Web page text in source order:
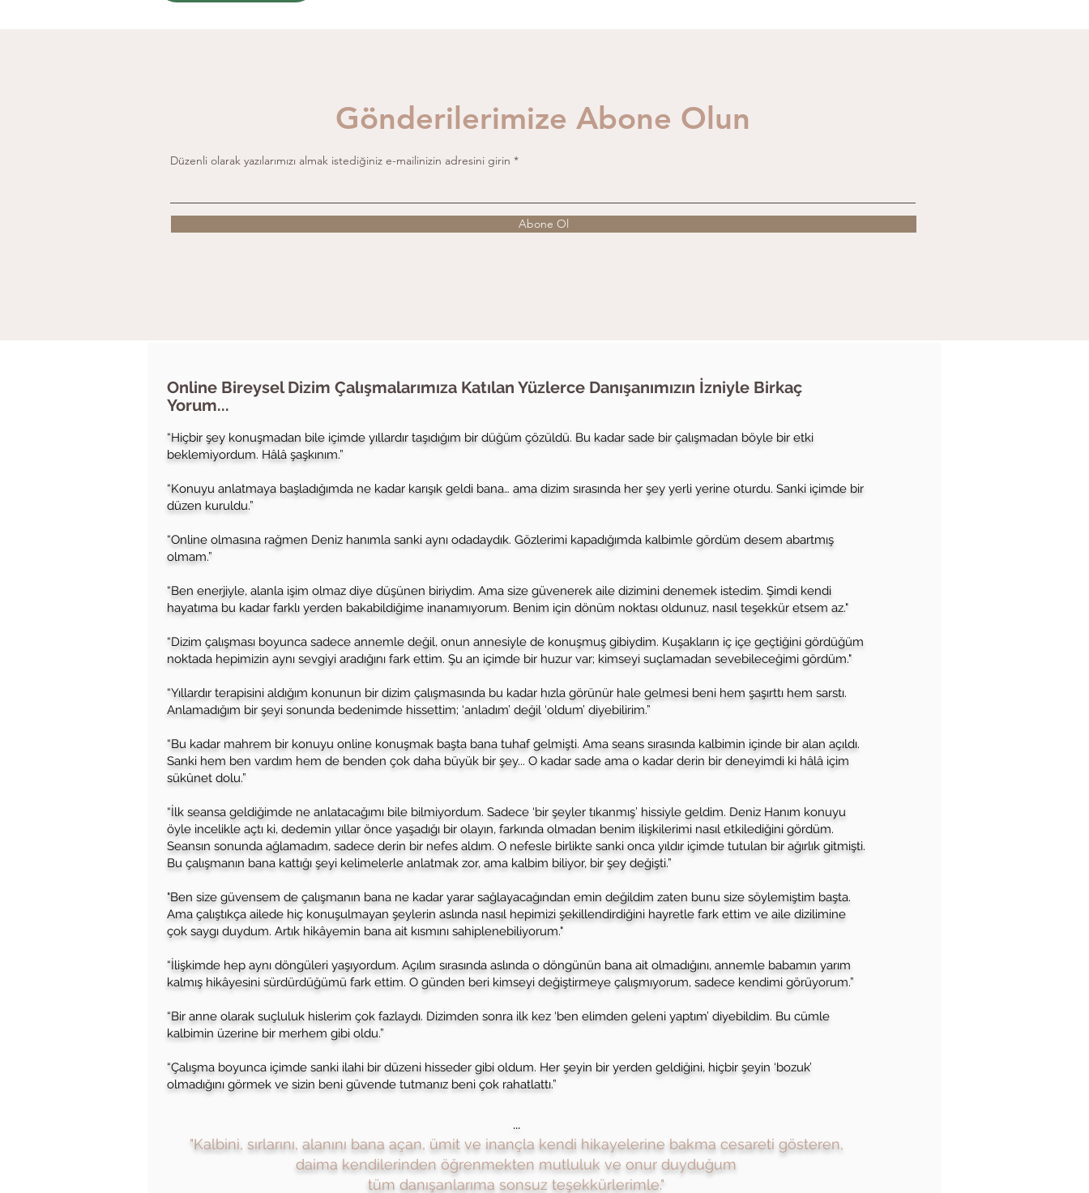
Gönderilerimize Abone Olun
Düzenli olarak yazılarımızı almak istediğiniz e-mailinizin adresini girin
Abone Ol
Online Bireysel Dizim Çalışmalarımıza Katılan Yüzlerce Danışanımızın İzniyle Birkaç
Yorum...​
​“Hiçbir şey konuşmadan bile içimde yıllardır taşıdığım bir düğüm çözüldü. Bu kadar sade bir çalışmadan böyle bir etki
beklemiyordum. Hâlâ şaşkınım.”
“Konuyu anlatmaya başladığımda ne kadar karışık geldi bana… ama dizim sırasında her şey yerli yerine oturdu. Sanki içimde bir
düzen kuruldu.”
“Online olmasına rağmen Deniz hanımla sanki aynı odadaydık. Gözlerimi kapadığımda kalbimle gördüm desem abartmış
olmam.”
“Ben enerjiyle, alanla işim olmaz diye düşünen biriydim. Ama size güvenerek aile dizimini denemek istedim. Şimdi kendi
hayatıma bu kadar farklı yerden bakabildiğime inanamıyorum. Benim için dönüm noktası oldunuz, nasıl teşekkür etsem az."
“Dizim çalışması boyunca sadece annemle değil, onun annesiyle de konuşmuş gibiydim. Kuşakların iç içe geçtiğini gördüğüm
noktada hepimizin aynı sevgiyi aradığını fark ettim. Şu an içimde bir huzur var; kimseyi suçlamadan sevebileceğimi gördüm."
“Yıllardır terapisini aldığım konunun bir dizim çalışmasında bu kadar hızla görünür hale gelmesi beni hem şaşırttı hem sarstı.
Anlamadığım bir şeyi sonunda bedenimde hissettim; ‘anladım’ değil ‘oldum’ diyebilirim.”
“Bu kadar mahrem bir konuyu online konuşmak başta bana tuhaf gelmişti. Ama seans sırasında kalbimin içinde bir alan açıldı.
Sanki hem ben vardım hem de benden çok daha büyük bir şey... O kadar sade ama o kadar derin bir deneyimdi ki hâlâ içim
sükûnet dolu.”
“İlk seansa geldiğimde ne anlatacağımı bile bilmiyordum. Sadece ‘bir şeyler tıkanmış’ hissiyle geldim. Deniz Hanım konuyu
öyle incelikle açtı ki, dedemin yıllar önce yaşadığı bir olayın, farkında olmadan benim ilişkilerimi nasıl etkilediğini gördüm.
Seansın sonunda ağlamadım, sadece derin bir nefes aldım. O nefesle birlikte sanki onca yıldır içimde tutulan bir ağırlık gitmişti.
Bu çalışmanın bana kattığı şeyi kelimelerle anlatmak zor, ama kalbim biliyor, bir şey değişti.”
"Ben size güvensem de çalışmanın bana ne kadar yarar sağlayacağından emin değildim zaten bunu size söylemiştim başta.
Ama çalıştıkça ailede hiç konuşulmayan şeylerin aslında nasıl hepimizi şekillendirdiğini hayretle fark ettim ve aile dizilimine
çok saygı duydum. Artık hikâyemin bana ait kısmını sahiplenebiliyorum."
​“İlişkimde hep aynı döngüleri yaşıyordum. Açılım sırasında aslında o döngünün bana ait olmadığını, annemle babamın yarım
kalmış hikâyesini sürdürdüğümü fark ettim. O günden beri kimseyi değiştirmeye çalışmıyorum, sadece kendimi görüyorum.”
“Bir anne olarak suçluluk hislerim çok fazlaydı. Dizimden sonra ilk kez ‘ben elimden geleni yaptım’ diyebildim. Bu cümle
kalbimin üzerine bir merhem gibi oldu.”
“Çalışma boyunca içimde sanki ilahi bir düzeni hisseder gibi oldum. Her şeyin bir yerden geldiğini, hiçbir şeyin ‘bozuk’
olmadığını görmek ve sizin beni güvende tutmanız beni çok rahatlattı.”
​...
"Kalbini, sırlarını, alanını bana açan, ümit ve inançla kendi hikayelerine bakma cesareti gösteren,
daima kendilerinden öğrenmekten mutluluk ve onur duyduğum
tüm danışanlarıma sonsuz ​teşekkürlerimle."